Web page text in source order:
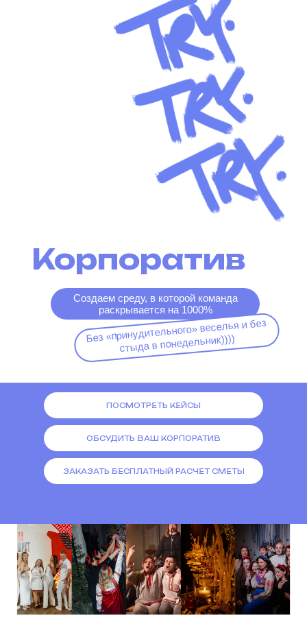
Корпоратив
ПОСМОТРЕТЬ КЕЙСЫ
ОБСУДИТЬ ВАШ КОРПОРАТИВ
ЗАКАЗАТЬ БЕСПЛАТНЫЙ РАСЧЕТ СМЕТЫ
Без «принудительного» веселья и без
стыда в понедельник))))
Создаем среду, в которой команда
раскрывается на 1000%